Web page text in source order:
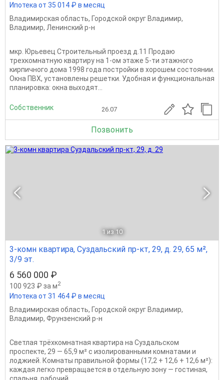
Ипотека от 35 014 ₽ в месяц
Владимирская область, Городской округ Владимир,
Владимир, Ленинский р-н
мкр. Юрьевец Строительный проезд д.11 Продаю
трехкомнатную квартиру на 1-ом этаже 5-ти этажного
кирпичного дома 1998 года постройки в хорошем состоянии.
Окна ПВХ, установлены решетки. Удобная и функциональная
планировка: окна выходят...
Собственник 26.07
Позвонить
1 из 10
3-комн квартира, Суздальский пр-кт, 29, д. 29, 65 м²,
3/9 эт.
6 560 000 ₽
100 923 ₽ за м2
Ипотека от 31 464 ₽ в месяц
Владимирская область, Городской округ Владимир,
Владимир, Фрунзенский р-н
Светлая трёхкомнатная квартира на Суздальском
проспекте, 29 — 65,9 м² с изолированными комнатами и
лоджией. Комнаты правильной формы (17,2 + 12,6 + 12,6 м²):
каждая легко превращается в отдельную зону — гостиная,